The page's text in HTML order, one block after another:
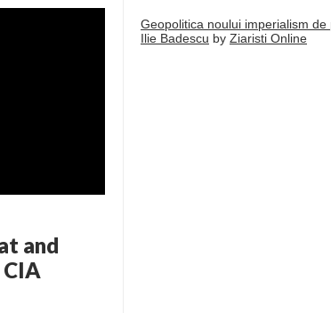
and
Geopolitica noului imperialism de
Ilie Badescu by Ziaristi Online